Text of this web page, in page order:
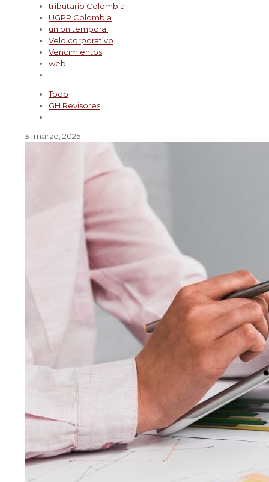
tributario Colombia
UGPP Colombia
union temporal
Velo corporativo
Vencimientos
web
Todo
GH Revisores
31 marzo, 2025